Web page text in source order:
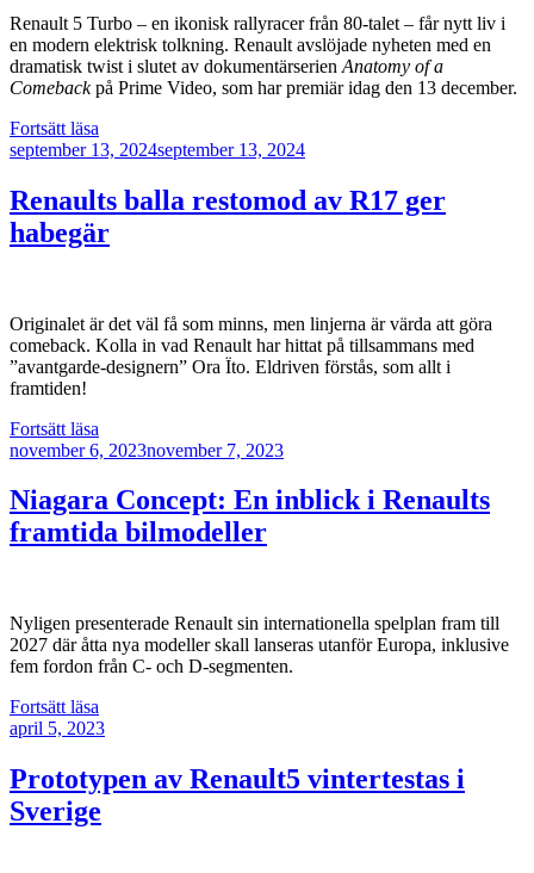
Renault 5 Turbo – en ikonisk rallyracer från 80-talet – får nytt liv i
en modern elektrisk tolkning. Renault avslöjade nyheten med en
dramatisk twist i slutet av dokumentärserien Anatomy of a
Comebackpå Prime Video, som har premiär idag den 13 december.
Fortsätt läsa
comeback
retrokänsla
–
Renault
Publicerat
september 13, 2024september 13, 2024
Renaults balla restomod av R17 ger
habegär
Originalet är det väl få som minns, men linjerna är värda att göra
comeback. Kolla in vad Renault har hittat på tillsammans med
”avantgarde-designern” Ora Ïto. Eldriven förstås, som allt i
framtiden!
Fortsätt läsa
balla
av
R17
ger
Publicerat
november 6, 2023november 7, 2023
Niagara Concept: En inblick i Renaults
framtida bilmodeller
Nyligen presenterade Renault sin internationella spelplan fram till
2027 där åtta nya modeller skall lanseras utanför Europa, inklusive
fem fordon från C- och D-segmenten.
Fortsätt läsa
Concept:
i
Renaults
Publicerat
april 5, 2023
Prototypen av Renault5 vintertestas i
Sverige